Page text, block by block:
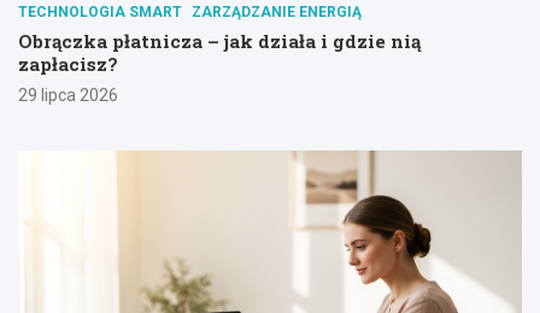
TECHNOLOGIA SMART ZARZĄDZANIE ENERGIĄ
Obrączka płatnicza – jak działa i gdzie nią
zapłacisz?
29 lipca 2026